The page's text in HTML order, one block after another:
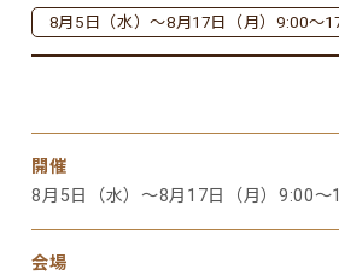
8月5日（水）～8月17日（月）9:00～
開催
8月5日（水）～8月17日（月）9:00～
会場